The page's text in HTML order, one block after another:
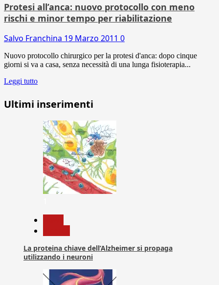
Protesi all’anca: nuovo protocollo con meno
rischi e minor tempo per riabilitazione
Salvo Franchina 19 Marzo 2011 0
Nuovo protocollo chirurgico per la protesi d'anca: dopo cinque
giorni si va a casa, senza necessità di una lunga fisioterapia...
Leggi tutto
Ultimi inserimenti
La proteina chiave dell’Alzheimer si propaga
utilizzando i neuroni